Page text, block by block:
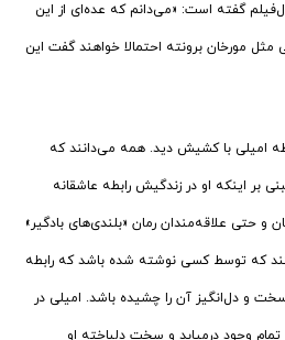
گفته است: «می‌دانم که عده‌ای از این
مورخان برونته احتمالا خواهند گفت این
امیلی با کشیش دید. همه می‌دانند که
بر اینکه او در زندگیش رابطه عاشقانه
و حتی علاقه‌مندان رمان «بلندی‌های بادگیر»
که توسط کسی نوشته شده باشد که رابطه
سخت و دل‌انگیز آن را چشیده باشد. امیلی در
وجود درمیابد و سخت دلباخته او